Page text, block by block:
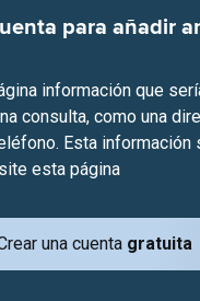
para añadir
una cuenta gratuita
información que
consulta, como una
Esta información
esta página